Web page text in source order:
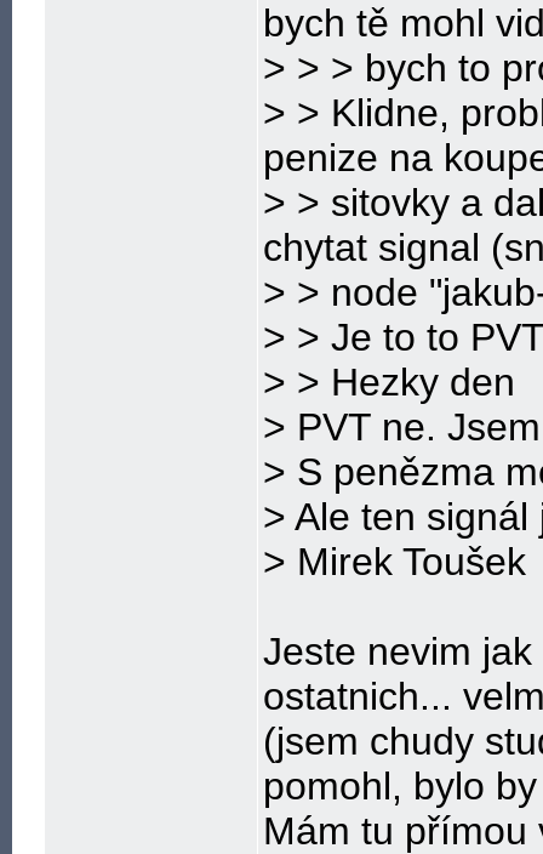
bych tě mohl
> > > bych to
> > Klidne,
penize na
> > sitovky a
chytat signal
> > node
> > Je to to
> > Hezky den
> PVT ne.
> S penězma
> Ale ten
> Mirek Toušek
Jeste nevim
ostatnich...
(jsem chudy
pomohl, bylo
Mám tu přímou